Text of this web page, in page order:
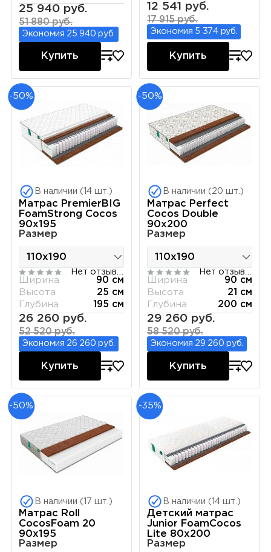
25 940 руб.
51 880 руб.
Экономия 25 940 руб.
Купить
12 541 руб.
17 915 руб.
Экономия 5 374 руб.
Купить
-50%
В наличии (14 шт.)
Матрас PremierBIG
FoamStrong Cocos
90х195
Размер
Ширина
90 см
Высота
25 см
Глубина
195 см
26 260 руб.
52 520 руб.
Экономия 26 260 руб.
Купить
-50%
В наличии (20 шт.)
Матрас Perfect
Cocos Double
90х200
Размер
Ширина
90 см
Высота
21 см
Глубина
200 см
29 260 руб.
58 520 руб.
Экономия 29 260 руб.
Купить
-50%
В наличии (17 шт.)
Матрас Roll
CocosFoam 20
90х195
Размер
-35%
В наличии (14 шт.)
Детский матрас
Junior FoamCocos
Lite 80х200
Размер